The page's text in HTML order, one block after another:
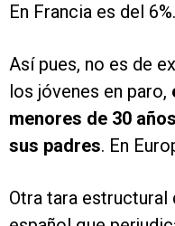
En Francia es del 6%.
Así pues, no es de
los jóvenes en paro,
menores de 30
sus padres. En
Otra tara